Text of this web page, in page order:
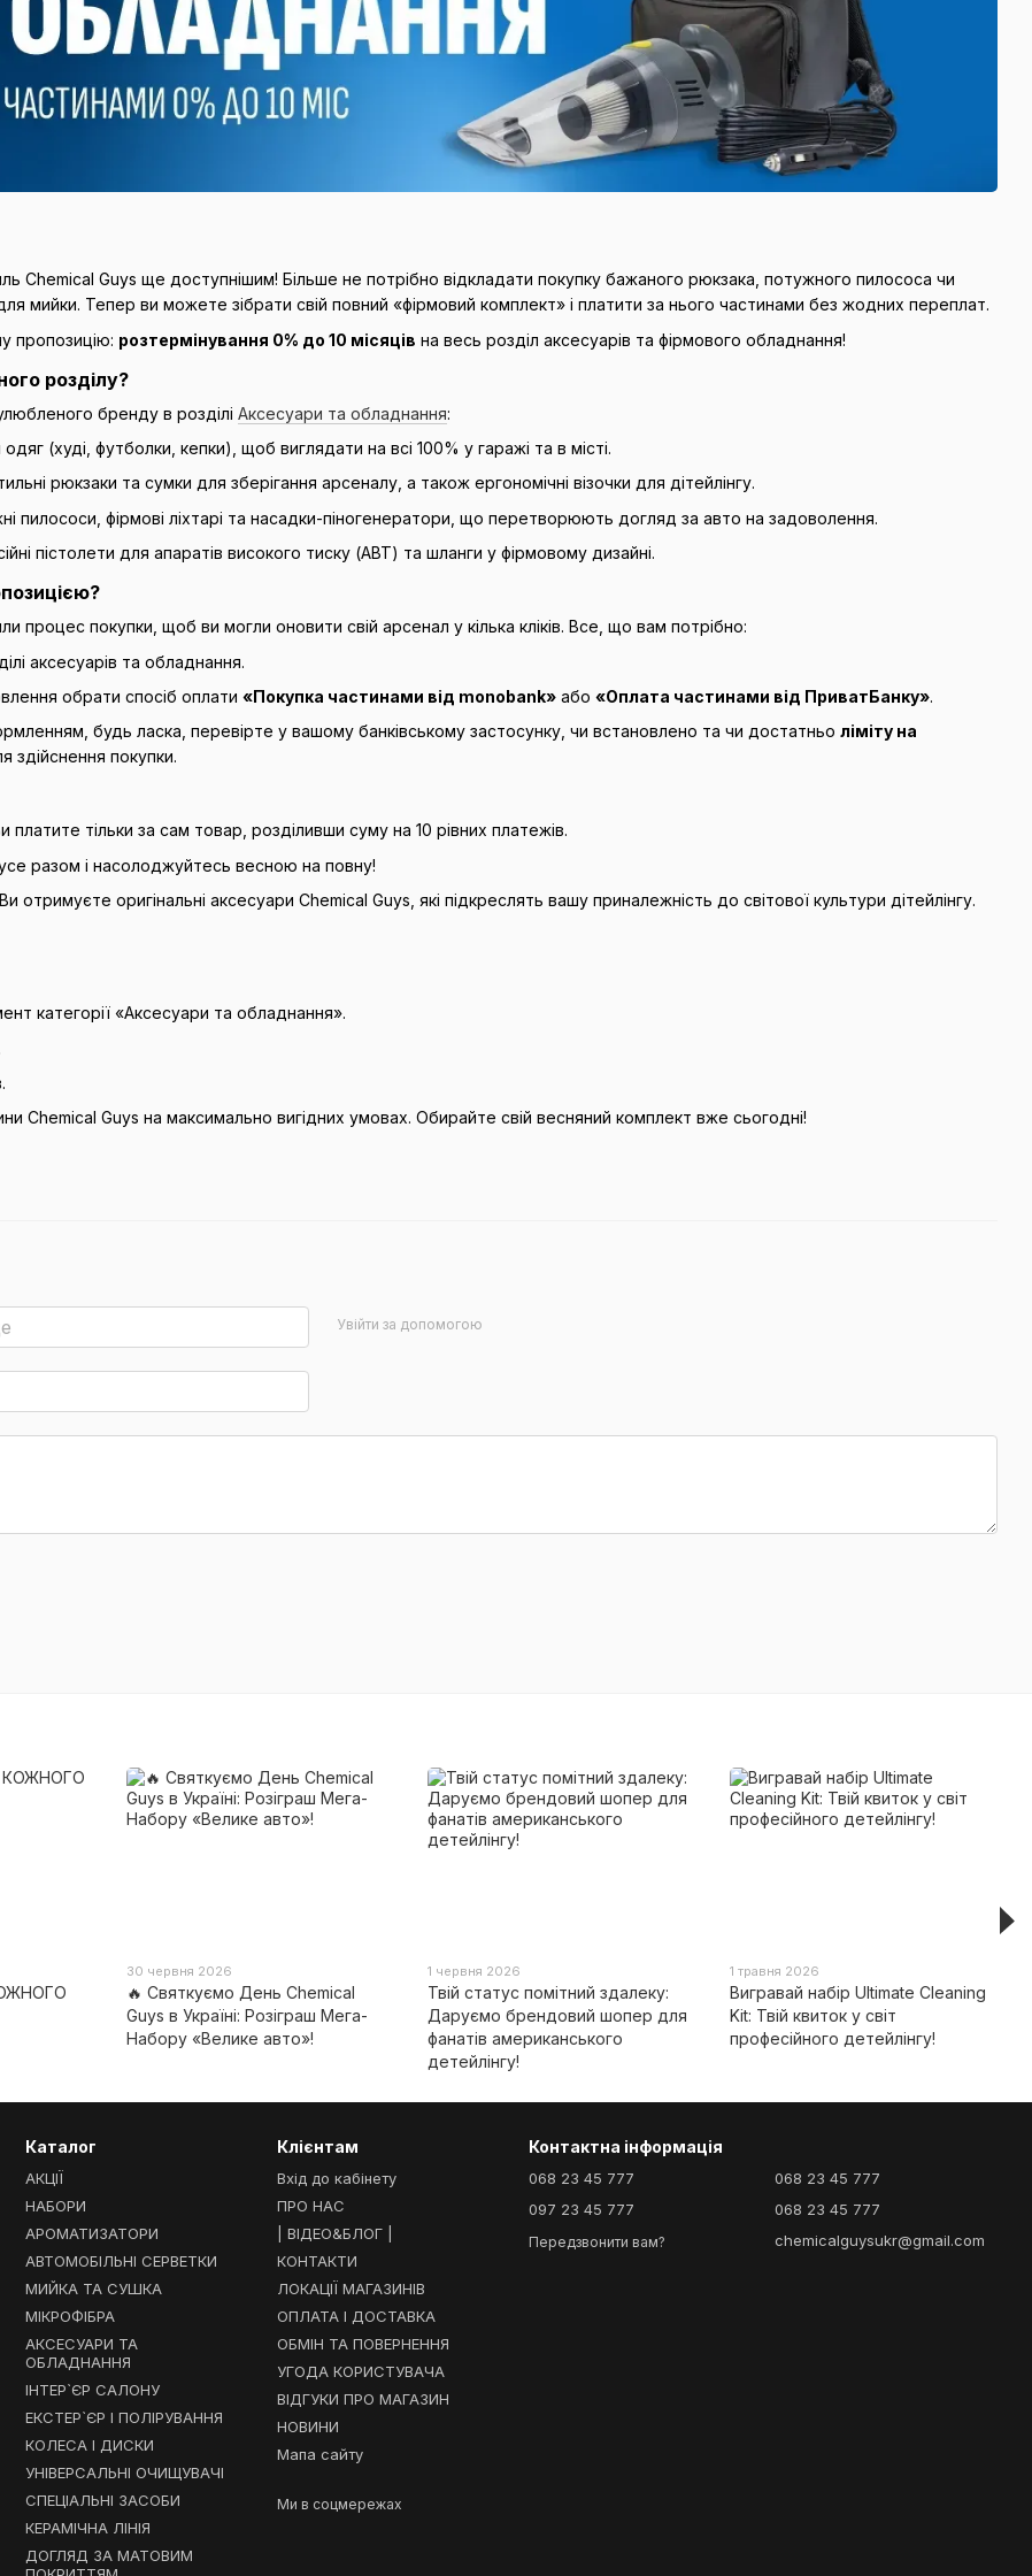
Chemical Guys ще доступнішим! Більше не потрібно відкладати покупку бажаного рюкзака, потужного пилососа чи
мийки. Тепер ви можете зібрати свій повний «фірмовий комплект» і платити за нього частинами без жодних переплат.
пропозицію: розтермінування 0% до 10 місяців на весь розділ аксесуарів та фірмового обладнання!
розділу?
бренду в розділі Аксесуари та обладнання:
(худі, футболки, кепки), щоб виглядати на всі 100% у гаражі та в місті.
рюкзаки та сумки для зберігання арсеналу, а також ергономічні візочки для дітейлінгу.
пилососи, фірмові ліхтарі та насадки-піногенератори, що перетворюють догляд за авто на задоволення.
пістолети для апаратів високого тиску (АВТ) та шланги у фірмовому дизайні.
процес покупки, щоб ви могли оновити свій арсенал у кілька кліків. Все, що вам потрібно:
аксесуарів та обладнання.
обрати спосіб оплати «Покупка частинами від monobank» або «Оплата частинами від ПриватБанку».
будь ласка, перевірте у вашому банківському застосунку, чи встановлено та чи достатньо ліміту на
здійснення покупки.
платите тільки за сам товар, розділивши суму на 10 рівних платежів.
разом і насолоджуйтесь весною на повну!
Ви отримуєте оригінальні аксесуари Chemical Guys, які підкреслять вашу приналежність до світової культури дітейлінгу.
категорії «Аксесуари та обладнання».
Chemical Guys на максимально вигідних умовах. Обирайте свій весняний комплект вже сьогодні!
Увійти за допомогою
30 червня 2026
🔥 Святкуємо День Chemical
Guys в Україні: Розіграш Мега-
Набору «Велике авто»!
1 червня 2026
Твій статус помітний здалеку:
Даруємо брендовий шопер для
фанатів американського
детейлінгу!
1 травня 2026
Вигравай набір Ultimate Cleaning
Kit: Твій квиток у світ
професійного детейлінгу!
Каталог
АКЦІЇ
НАБОРИ
АРОМАТИЗАТОРИ
АВТОМОБІЛЬНІ СЕРВЕТКИ
МИЙКА ТА СУШКА
МІКРОФІБРА
АКСЕСУАРИ ТА
ОБЛАДНАННЯ
ІНТЕР`ЄР САЛОНУ
ЕКСТЕР`ЄР І ПОЛІРУВАННЯ
КОЛЕСА І ДИСКИ
УНІВЕРСАЛЬНІ ОЧИЩУВАЧІ
СПЕЦІАЛЬНІ ЗАСОБИ
КЕРАМІЧНА ЛІНІЯ
ДОГЛЯД ЗА МАТОВИМ
Клієнтам
Вхід до кабінету
ПРО НАС
| ВІДЕО&БЛОГ |
КОНТАКТИ
ЛОКАЦІЇ МАГАЗИНІВ
ОПЛАТА І ДОСТАВКА
ОБМІН ТА ПОВЕРНЕННЯ
УГОДА КОРИСТУВАЧА
ВІДГУКИ ПРО МАГАЗИН
НОВИНИ
Мапа сайту
Ми в соцмережах
Контактна інформація
068 23 45 777
097 23 45 777
Передзвонити вам?
068 23 45 777
068 23 45 777
chemicalguysukr@gmail.com